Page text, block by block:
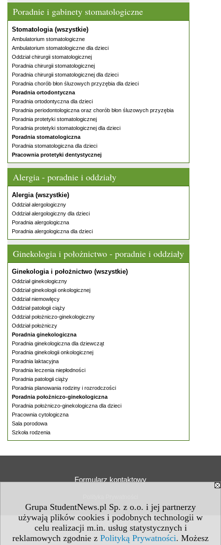
Grupa StudentNews.pl Sp. z o.o. i jej partnerzy
używają plików cookies i podobnych technologii w
celu realizacji m.in. usług statystycznych i
reklamowych zgodnie z Polityką Prywatności. Możesz
Poradnie i gabinety stomatologiczne
Stomatologia (wszystkie)
Ambulatorium stomatologiczne
Ambulatorium stomatologiczne dla dzieci
Oddział chirurgii stomatologicznej
Poradnia chirurgii stomatologicznej
Poradnia chirurgii stomatologicznej dla dzieci
Poradnia chorób błon śluzowych przyzębia dla dzieci
Poradnia ortodontyczna
Poradnia ortodontyczna dla dzieci
Poradnia periodontologiczna oraz chorób błon śluzowych przyzębia
Poradnia protetyki stomatologicznej
Poradnia protetyki stomatologicznej dla dzieci
Poradnia stomatologiczna
Poradnia stomatologiczna dla dzieci
Pracownia protetyki dentystycznej
Alergia - poradnie i oddziały
Alergia (wszystkie)
Oddział alergologiczny
Oddział alergologiczny dla dzieci
Poradnia alergologiczna
Poradnia alergologiczna dla dzieci
Ginekologia i położnictwo - poradnie i oddziały
Ginekologia i położnictwo (wszystkie)
Oddział ginekologiczny
Oddział ginekologii onkologicznej
Oddział niemowlęcy
Oddział patologii ciąży
Oddział położniczo-ginekologiczny
Oddział położniczy
Poradnia ginekologiczna
Poradnia ginekologiczna dla dziewcząt
Poradnia ginekologii onkologicznej
Poradnia laktacyjna
Poradnia leczenia niepłodności
Poradnia patologii ciąży
Poradnia planowania rodziny i rozrodczości
Poradnia położniczo-ginekologiczna
Poradnia położniczo-ginekologiczna dla dzieci
Pracownia cytologiczna
Sala porodowa
Szkoła rodzenia
Formularz kontaktowy